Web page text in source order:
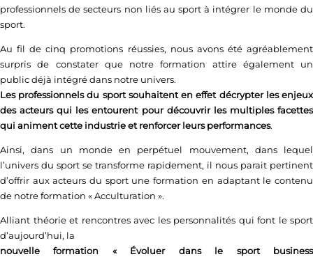
professionnels de secteurs non liés au sport à intégrer le monde du
sport.
Au fil de cinq promotions réussies, nous avons été agréablement
surpris de constater que notre formation attire également un
public déjà intégré dans notre univers.
Les professionnels du sport souhaitent en effet décrypter les enjeux
des acteurs qui les entourent pour découvrir les multiples facettes
qui animent cette industrie et renforcer leurs performances.
Ainsi, dans un monde en perpétuel mouvement, dans lequel
l’univers du sport se transforme rapidement, il nous parait pertinent
d’offrir aux acteurs du sport une formation en adaptant le contenu
de notre formation « Acculturation ».
Alliant théorie et rencontres avec les personnalités qui font le sport
d’aujourd’hui, la
nouvelle formation « Évoluer dans le sport business